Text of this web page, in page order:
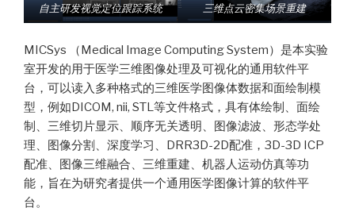
自主研发视觉定位跟踪系统 三维点云密集场景重建
MICSys （Medical Image Computing System）是本实验
室开发的用于医学三维图像处理及可视化的通用软件平
台，可以读入多种格式的三维医学图像体数据和面绘制模
型，例如DICOM, nii, STL等文件格式，具有体绘制、面绘
制、三维切片显示、顺序无关透明、图像滤波、形态学处
理、图像分割、深度学习、DRR3D-2D配准，3D-3D ICP
配准、图像三维融合、三维重建、机器人运动仿真等功
能，旨在为研究者提供一个通用医学图像计算的软件平
台。